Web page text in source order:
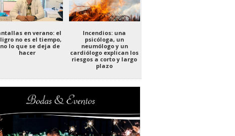
en verano: el
no es el tiempo,
lo que se deja de
hacer
Incendios: una
psicóloga, un
neumólogo y un
cardiólogo explican los
riesgos a corto y largo
plazo